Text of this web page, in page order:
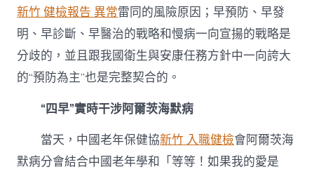
新竹 健檢報告 異常雷同的風險原因；早預防、早發
明、早診斷、早醫治的戰略和慢病一向宣揚的戰略是
分歧的，並且跟我國衛生與安康任務方針中一向誇大
的“預防為主”也是完整契合的。
“四早”實時干涉阿爾茨海默病
當天，中國老年保健協新竹 入職健檢會阿爾茨海
默病分會結合中國老年學和「等等！如果我的愛是